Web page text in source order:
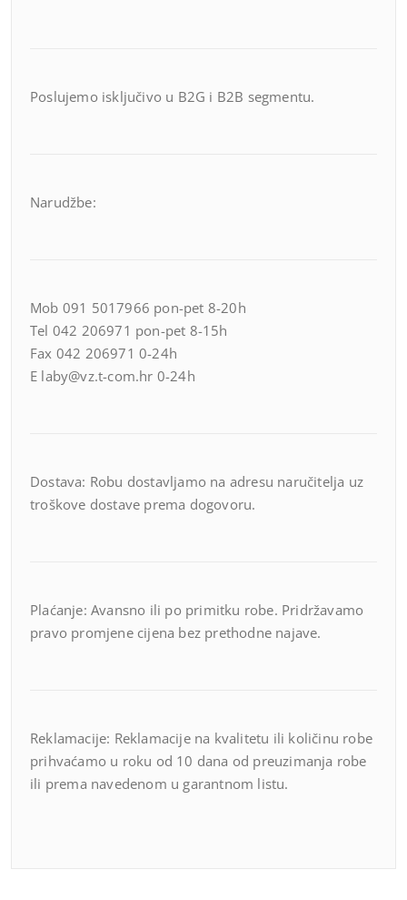
Poslujemo isključivo u B2G i B2B segmentu.
Narudžbe:
Mob 091 5017966 pon-pet 8-20h
Tel 042 206971 pon-pet 8-15h
Fax 042 206971 0-24h
E laby@vz.t-com.hr 0-24h
Dostava: Robu dostavljamo na adresu naručitelja uz
troškove dostave prema dogovoru.
Plaćanje: Avansno ili po primitku robe. Pridržavamo
pravo promjene cijena bez prethodne najave.
Reklamacije: Reklamacije na kvalitetu ili količinu robe
prihvaćamo u roku od 10 dana od preuzimanja robe
ili prema navedenom u garantnom listu.